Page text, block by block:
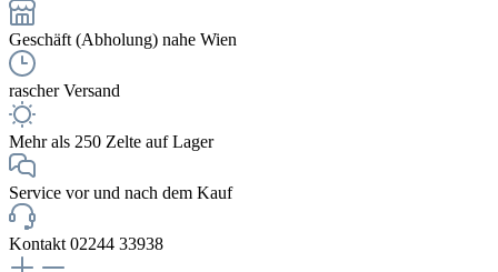
Geschäft (Abholung) nahe Wien
rascher Versand
Mehr als 250 Zelte auf Lager
Service vor und nach dem Kauf
Kontakt 02244 33938